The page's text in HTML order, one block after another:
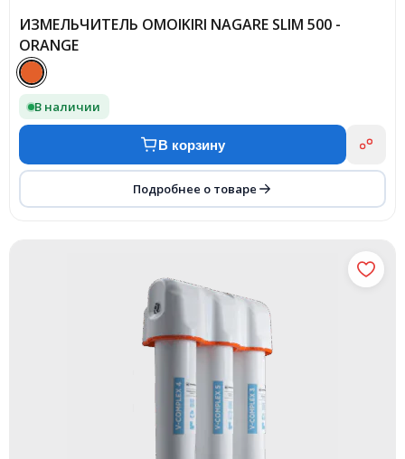
ИЗМЕЛЬЧИТЕЛЬ OMOIKIRI NAGARE SLIM 500 -
ORANGE
В наличии
В корзину
Подробнее о товаре